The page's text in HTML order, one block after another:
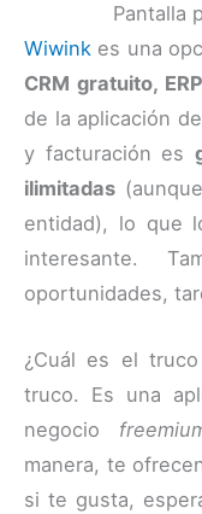
Pantalla
Wiwink es una
CRM gratuito,
de la aplicación
y facturación es
ilimitadas
entidad), lo que
interesante.
oportunidades,
¿Cuál es el
truco. Es una
negocio
manera, te
si te gusta,